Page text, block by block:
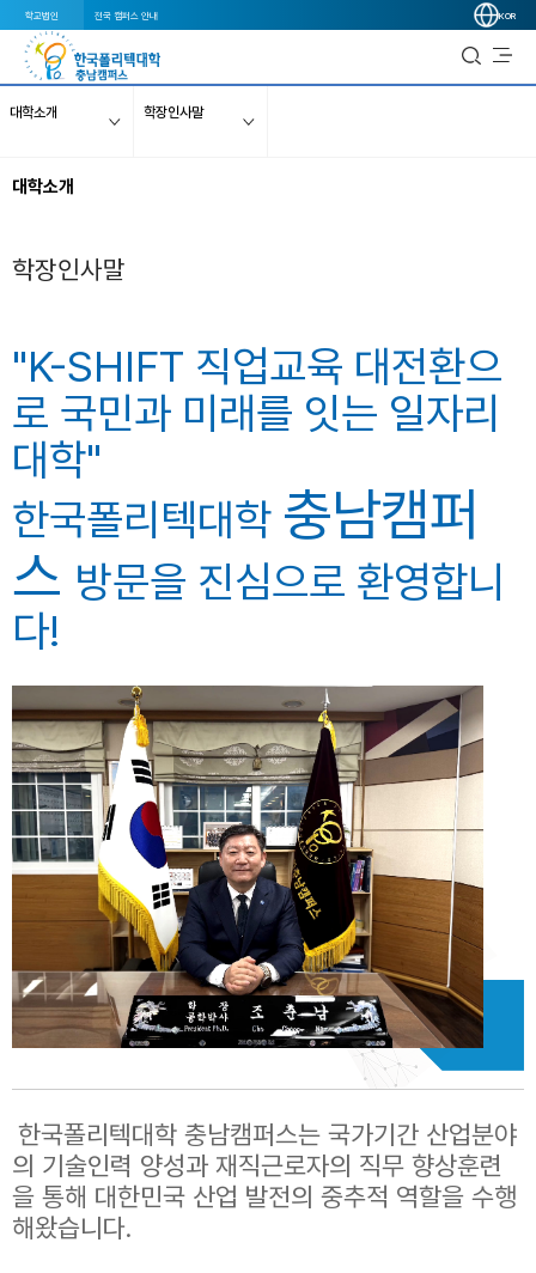
학교법인 전국 캠퍼스 안내 KOR
대학소개 학장인사말
대학소개
학장인사말
"K-SHIFT 직업교육 대전환으
로 국민과 미래를 잇는 일자리
대학"
한국폴리텍대학 충남캠퍼
스 방문을 진심으로 환영합니
다!
한국폴리텍대학 충남캠퍼스는 국가기간 산업분야
의 기술인력 양성과 재직근로자의 직무 향상훈련
을 통해 대한민국 산업 발전의 중추적 역할을 수행
해왔습니다.